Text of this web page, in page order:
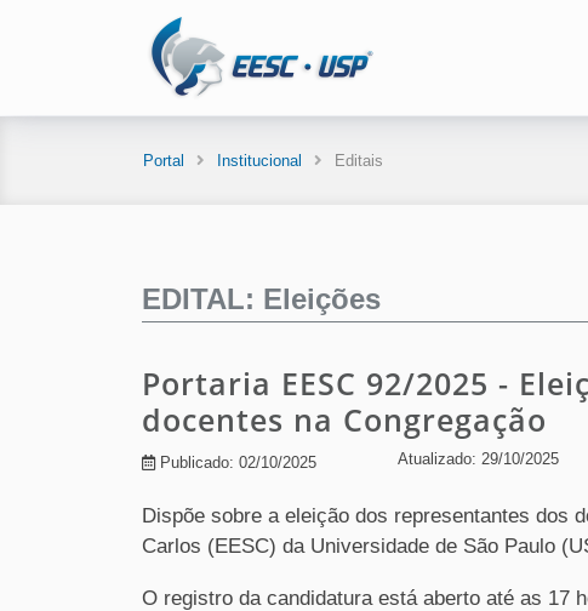
Portal Institucional Editais
EDITAL: Eleições
Portaria EESC 92/2025 -
docentes na Congregação
Publicado: 02/10/2025 Atualizado: 29/10/2025
Dispõe sobre a eleição dos representantes dos
Carlos (EESC) da Universidade de São Paulo
O registro da candidatura está aberto até as 17